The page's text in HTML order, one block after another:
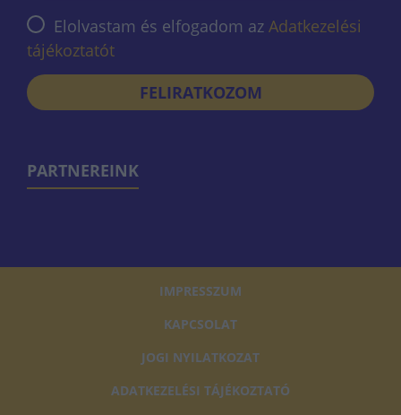
Elolvastam és elfogadom az Adatkezelési
tájékoztatót
FELIRATKOZOM
PARTNEREINK
IMPRESSZUM
KAPCSOLAT
JOGI NYILATKOZAT
ADATKEZELÉSI TÁJÉKOZTATÓ